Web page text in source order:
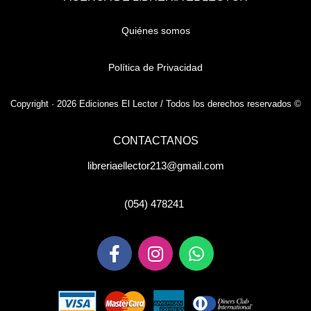
Quiénes somos
Política de Privacidad
Copyright · 2026 Ediciones El Lector / Todos los derechos reservados ©
CONTACTANOS
libreriaellector213@gmail.com
(054) 478241